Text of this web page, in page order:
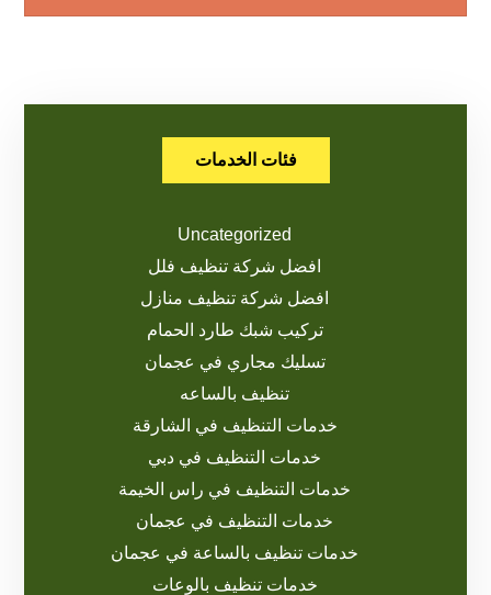
فئات الخدمات
Uncategorized
افضل شركة تنظيف فلل
افضل شركة تنظيف منازل
تركيب شبك طارد الحمام
تسليك مجاري في عجمان
تنظيف بالساعه
خدمات التنظيف في الشارقة
خدمات التنظيف في دبي
خدمات التنظيف في راس الخيمة
خدمات التنظيف في عجمان
خدمات تنظيف بالساعة في عجمان
خدمات تنظيف بالوعات